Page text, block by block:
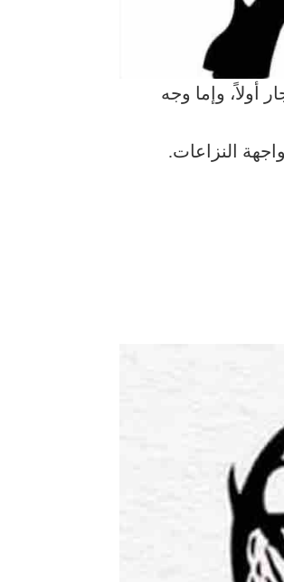
أولاً، وإما وجه
النزاعات.